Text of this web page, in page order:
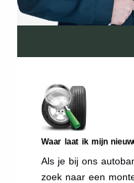
Waar laat ik mijn
Als je bij ons
zoek naar een